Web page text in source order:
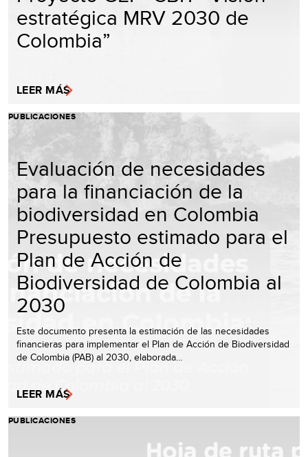
estratégica MRV 2030 de
Colombia”
LEER MÁS
PUBLICACIONES
Evaluación de necesidades
para la financiación de la
biodiversidad en Colombia
Presupuesto estimado para el
Plan de Acción de
Biodiversidad de Colombia al
2030
Este documento presenta la estimación de las necesidades
financieras para implementar el Plan de Acción de Biodiversidad
de Colombia (PAB) al 2030, elaborada…
LEER MÁS
PUBLICACIONES